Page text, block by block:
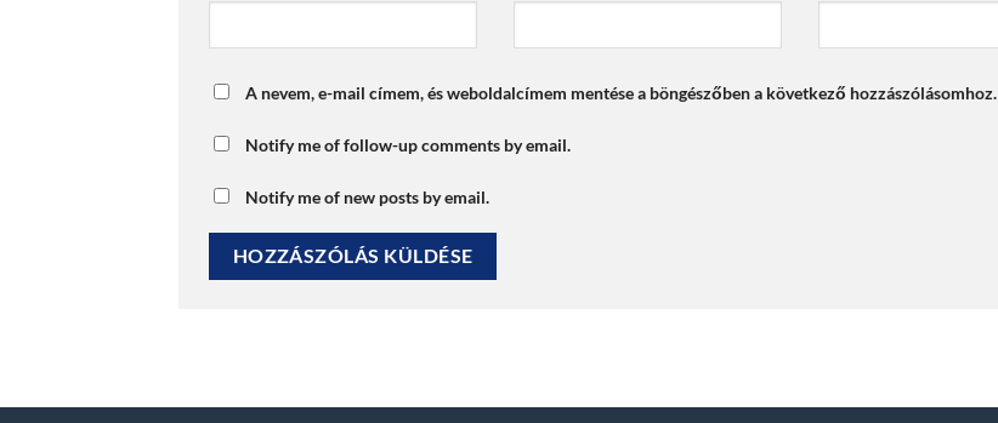
A nevem, e-mail címem, és weboldalcímem mentése a böngészőben a következő hozzászólásomhoz.
Notify me of follow-up comments by email.
Notify me of new posts by email.